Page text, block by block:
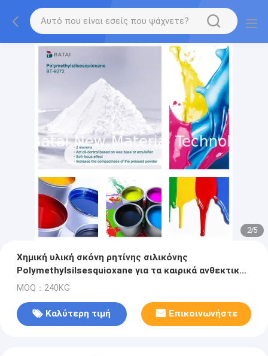
2/5
Χημική υλική σκόνη ρητίνης σιλικόνης
Polymethylsilsesquioxane για τα καιρικά ανθεκτικά
βιομηχανικά επιστρώματα
MOQ：240KG
Καλύτερη τιμή Επικοινωνήστε